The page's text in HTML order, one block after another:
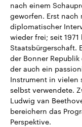
nach einem
geworfen. Erst nach
diplomatischer
wieder frei; seit
Staatsbürgerschaft.
der Bonner
der auch ein
Instrument in vielen
selbst verwendete.
Ludwig van
bereichern das
Perspektive.